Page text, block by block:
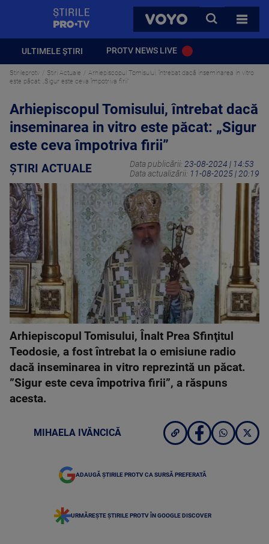
VOYO
CAUTA
TOATE
ULTIMELE ȘTIRI PROTV NEWS LIVE
Stirileprotv Știri Actuale
Arhiepiscopul Tomisului, întrebat dacă inseminarea in vitro
este păcat: „Sigur este ceva împotriva firii”
Arhiepiscopul Tomisului, întrebat dacă
inseminarea in vitro este păcat: „Sigur
este ceva împotriva firii”
ȘTIRI ACTUALE Data publicării: 23-08-2024 | 14:53
Data actualizării: 11-08-2025 | 20:19
Arhiepiscopul Tomisului, Înalt Prea Sfinţitul
Teodosie, a fost întrebat la o emisiune radio
dacă inseminarea in vitro reprezintă un păcat.
”Sigur este ceva împotriva firii”, a răspuns
acesta.
MIHAELA IVĂNCICĂ
ADAUGĂ ȘTIRILE PROTV CA SURSĂ PREFERATĂ
URMĂREȘTE ȘTIRILE PROTV ÎN GOOGLE DISCOVER